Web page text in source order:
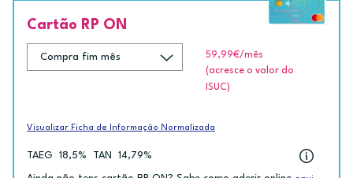
Cartão RP ON
59,99€/mês
(acresce o valor do
ISUC)
Visualizar Ficha de Informação Normalizada
TAEG 18,5% TAN 14,79%